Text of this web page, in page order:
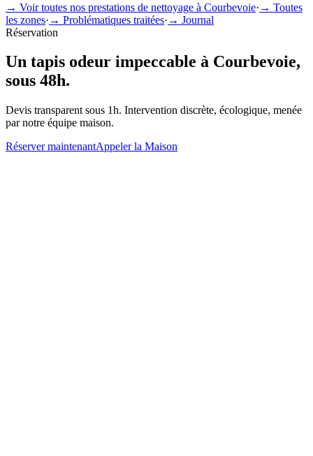
→ Voir toutes nos prestations de nettoyage à Courbevoie· → Toutes
les zones· → Problématiques traitées· → Journal
Réservation
Un tapis odeur impeccable à Courbevoie,
sous 48h.
Devis transparent sous 1h. Intervention discrète, écologique, menée
par notre équipe maison.
Réserver maintenantAppeler la Maison